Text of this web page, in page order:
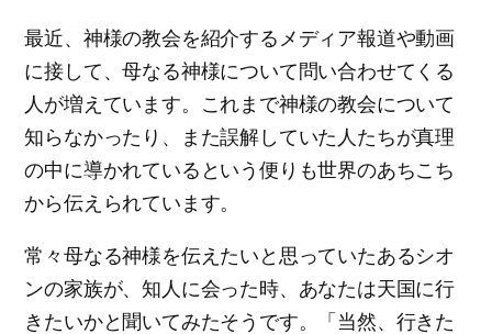
最近、神様の教会を紹介するメディア報道や動画
に接して、母なる神様について問い合わせてくる
人が増えています。これまで神様の教会について
知らなかったり、また誤解していた人たちが真理
の中に導かれているという便りも世界のあちこち
から伝えられています。
常々母なる神様を伝えたいと思っていたあるシオ
ンの家族が、知人に会った時、あなたは天国に行
きたいかと聞いてみたそうです。「当然、行きた